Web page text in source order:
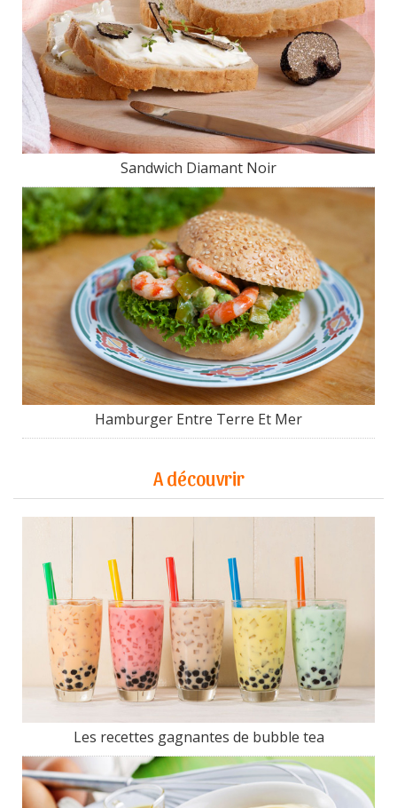
Sandwich Diamant Noir
Hamburger Entre Terre Et Mer
A découvrir
Les recettes gagnantes de bubble tea